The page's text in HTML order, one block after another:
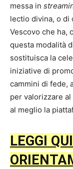
messa in
lectio divina, o di
Vescovo che ha,
questa modalità
sostituisca la
iniziative di
cammini di fede,
per valorizzare
al meglio la
LEGGI